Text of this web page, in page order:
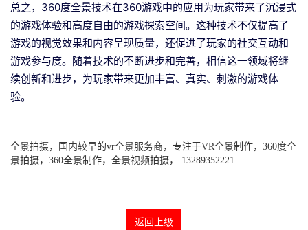
总之，360度全景技术在360游戏中的应用为玩家带来了沉浸式
的游戏体验和高度自由的游戏探索空间。这种技术不仅提高了
游戏的视觉效果和内容呈现质量，还促进了玩家的社交互动和
游戏参与度。随着技术的不断进步和完善，相信这一领域将继
续创新和进步，为玩家带来更加丰富、真实、刺激的游戏体
验。
全景拍摄，国内较早的vr全景服务商，专注于VR全景制作，360度全
景拍摄，360全景制作，全景视频拍摄， 13289352221
返回上级